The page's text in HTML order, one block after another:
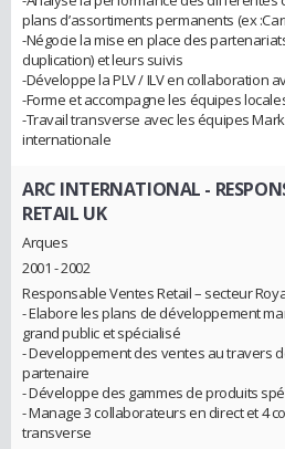
plans d’assortiments permanents (ex
-Négocie la mise en place des
duplication) et leurs suivis
-Développe la PLV / ILV en collaboration
-Forme et accompagne les équipes
-Travail transverse avec les équipes
internationale
ARC INTERNATIONAL -
RETAIL UK
Arques
2001 - 2002
Responsable Ventes Retail – secteur
- Elabore les plans de développement
grand public et spécialisé
- Developpement des ventes au travers
partenaire
- Développe des gammes de produits
- Manage 3 collaborateurs en direct et 4
transverse